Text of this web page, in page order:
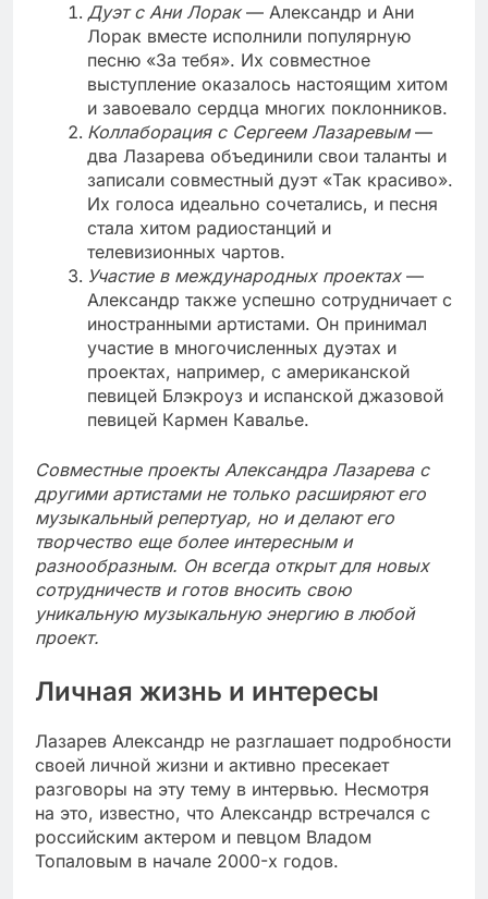
Дуэт с Ани Лорак— Александр и Ани
Лорак вместе исполнили популярную
песню «За тебя». Их совместное
выступление оказалось настоящим хитом
и завоевало сердца многих поклонников.
Коллаборация с Сергеем Лазаревым—
два Лазарева объединили свои таланты и
записали совместный дуэт «Так красиво».
Их голоса идеально сочетались, и песня
стала хитом радиостанций и
телевизионных чартов.
Участие в международных проектах—
Александр также успешно сотрудничает с
иностранными артистами. Он принимал
участие в многочисленных дуэтах и
проектах, например, с американской
певицей Блэкроуз и испанской джазовой
певицей Кармен Кавалье.
Совместные проекты Александра Лазарева с
другими артистами не только расширяют его
музыкальный репертуар, но и делают его
творчество еще более интересным и
разнообразным. Он всегда открыт для новых
сотрудничеств и готов вносить свою
уникальную музыкальную энергию в любой
проект.
Личная жизнь и интересы
Лазарев Александр не разглашает подробности
своей личной жизни и активно пресекает
разговоры на эту тему в интервью. Несмотря
на это, известно, что Александр встречался с
российским актером и певцом Владом
Топаловым в начале 2000-х годов.